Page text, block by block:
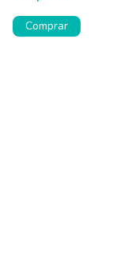
Comprar